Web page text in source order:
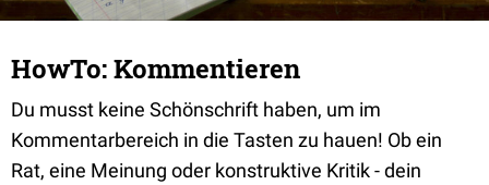
HowTo: Kommentieren
Du musst keine Schönschrift haben, um im
Kommentarbereich in die Tasten zu hauen! Ob ein
Rat, eine Meinung oder konstruktive Kritik - dein